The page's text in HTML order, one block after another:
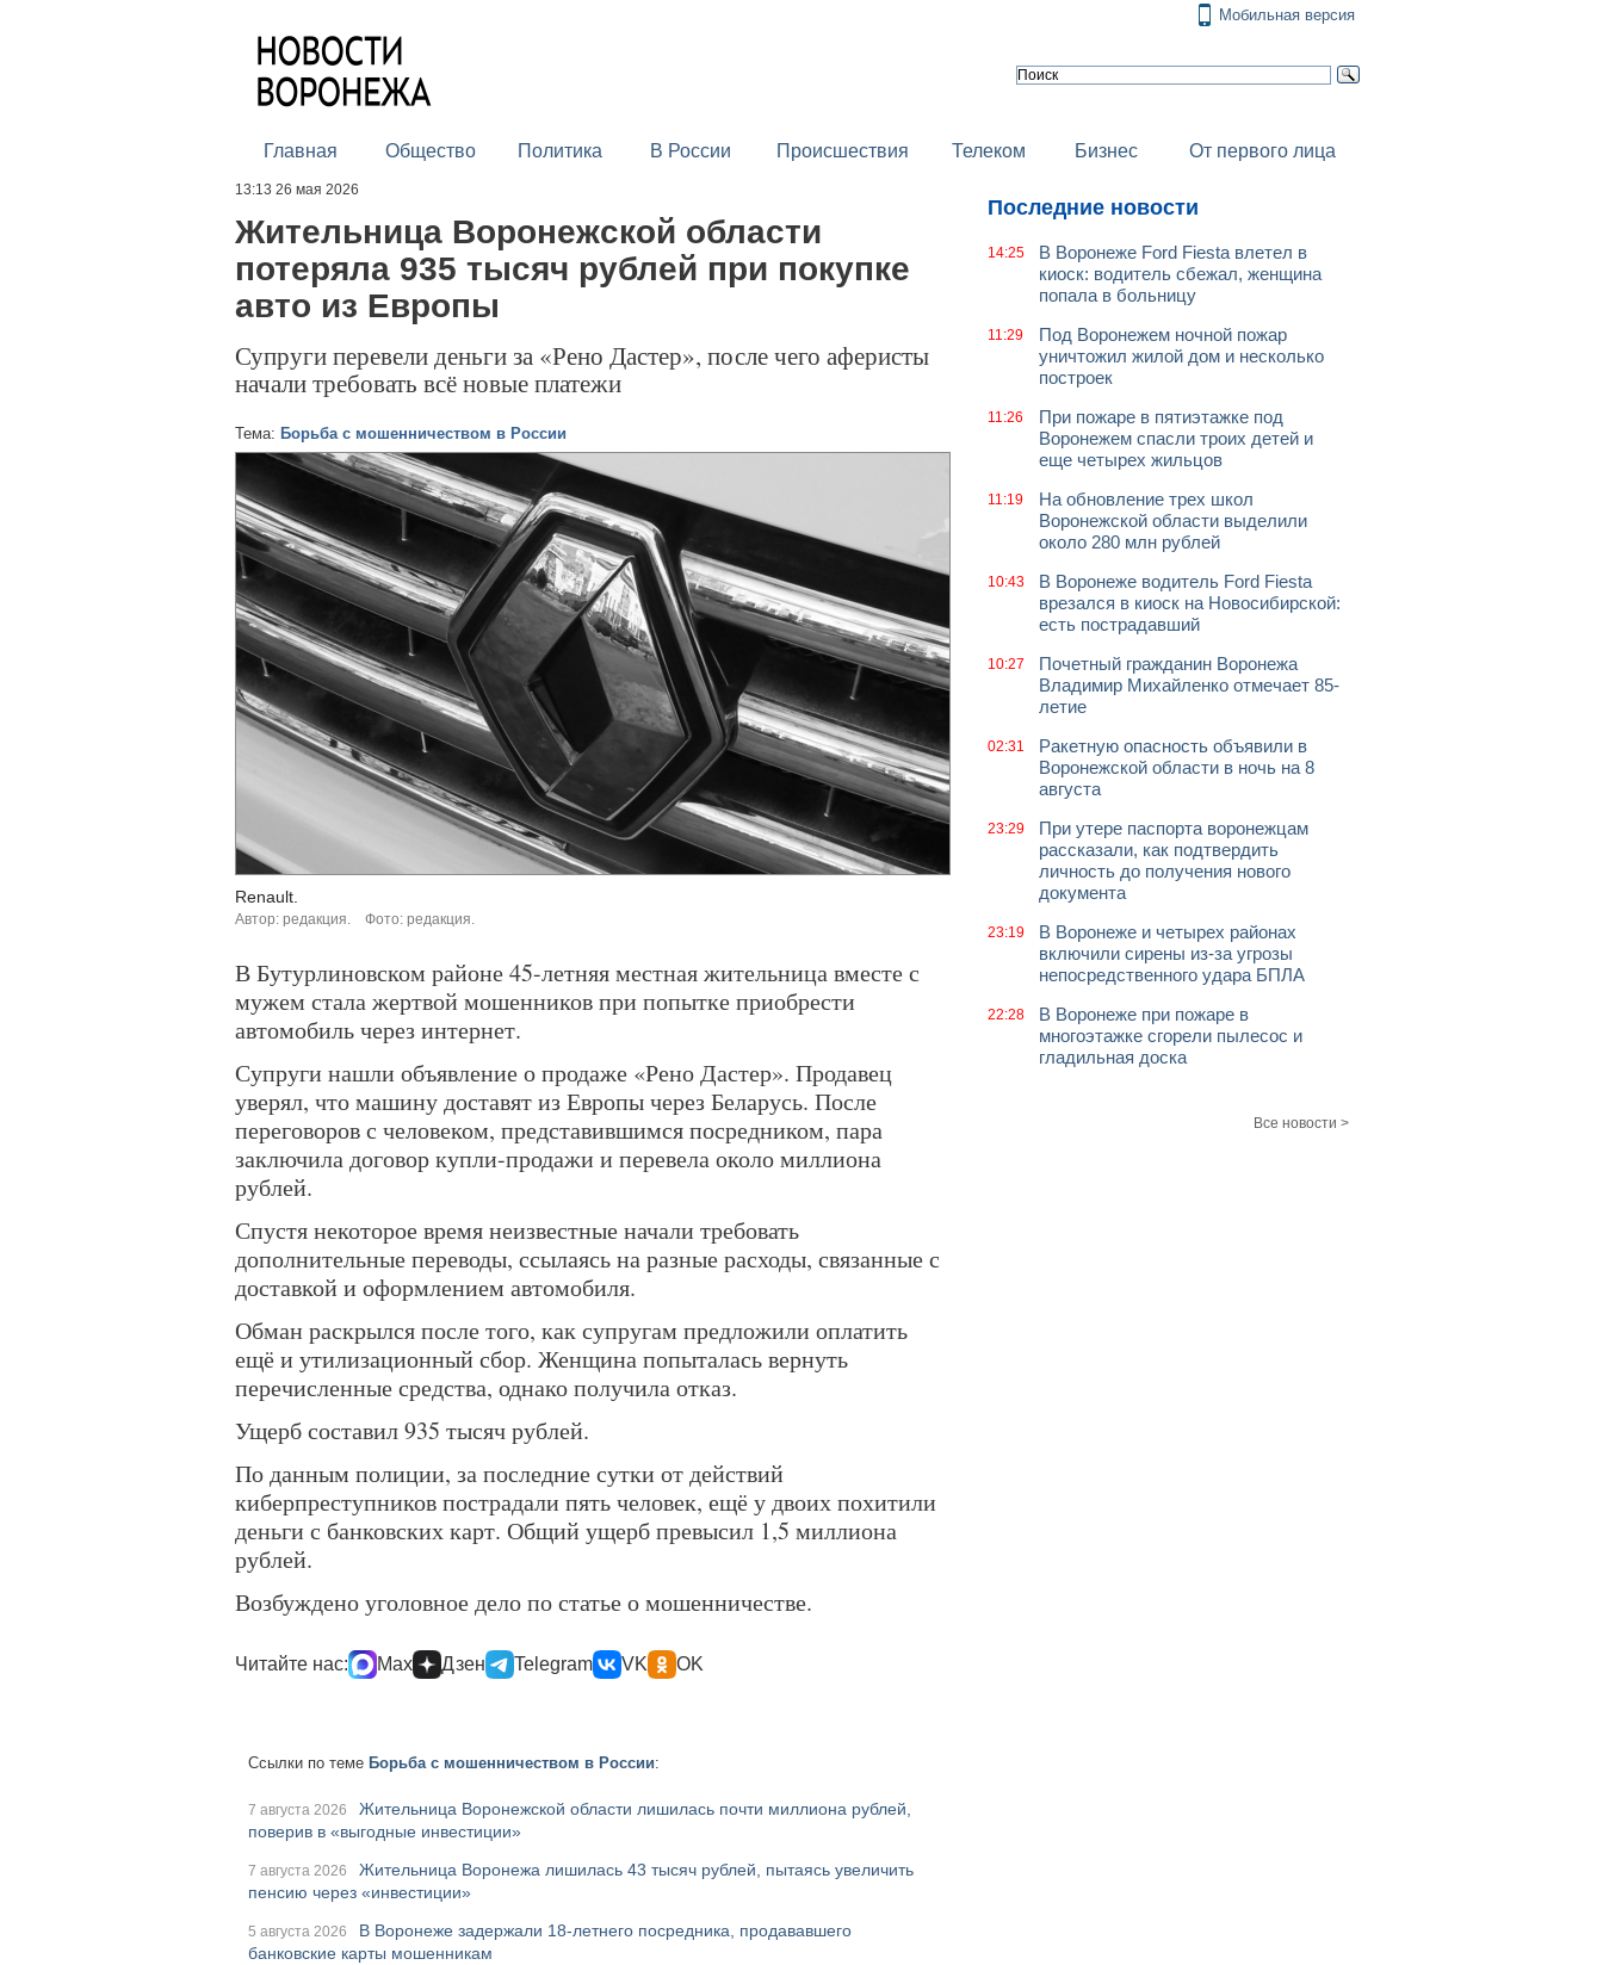
Мобильная версия
Главная Общество Политика В России Происшествия Телеком Бизнес От первого лица
13:13 26 мая 2026
Жительница Воронежской области
потеряла 935 тысяч рублей при покупке
авто из Европы
Супруги перевели деньги за «Рено Дастер», после чего аферисты
начали требовать всё новые платежи
Тема: Борьба с мошенничеством в России
Renault.
Автор: редакция. Фото: редакция.
В Бутурлиновском районе 45-летняя местная жительница вместе с
мужем стала жертвой мошенников при попытке приобрести
автомобиль через интернет.
Супруги нашли объявление о продаже «Рено Дастер». Продавец
уверял, что машину доставят из Европы через Беларусь. После
переговоров с человеком, представившимся посредником, пара
заключила договор купли-продажи и перевела около миллиона
рублей.
Спустя некоторое время неизвестные начали требовать
дополнительные переводы, ссылаясь на разные расходы, связанные с
доставкой и оформлением автомобиля.
Обман раскрылся после того, как супругам предложили оплатить
ещё и утилизационный сбор. Женщина попыталась вернуть
перечисленные средства, однако получила отказ.
Ущерб составил 935 тысяч рублей.
По данным полиции, за последние сутки от действий
киберпреступников пострадали пять человек, ещё у двоих похитили
деньги с банковских карт. Общий ущерб превысил 1,5 миллиона
рублей.
Возбуждено уголовное дело по статье о мошенничестве.
Читайте нас: Max Дзен Telegram VK OK
Ссылки по теме Борьба с мошенничеством в России:
7 августа 2026
Жительница Воронежской области лишилась почти миллиона рублей,
поверив в «выгодные инвестиции»
7 августа 2026
Жительница Воронежа лишилась 43 тысяч рублей, пытаясь увеличить
пенсию через «инвестиции»
5 августа 2026
В Воронеже задержали 18-летнего посредника, продававшего
банковские карты мошенникам
Последние новости
14:25
В Воронеже Ford Fiesta влетел в
киоск: водитель сбежал, женщина
попала в больницу
11:29
Под Воронежем ночной пожар
уничтожил жилой дом и несколько
построек
11:26
При пожаре в пятиэтажке под
Воронежем спасли троих детей и
еще четырех жильцов
11:19
На обновление трех школ
Воронежской области выделили
около 280 млн рублей
10:43
В Воронеже водитель Ford Fiesta
врезался в киоск на Новосибирской:
есть пострадавший
10:27
Почетный гражданин Воронежа
Владимир Михайленко отмечает 85-
летие
02:31
Ракетную опасность объявили в
Воронежской области в ночь на 8
августа
23:29
При утере паспорта воронежцам
рассказали, как подтвердить
личность до получения нового
документа
23:19
В Воронеже и четырех районах
включили сирены из-за угрозы
непосредственного удара БПЛА
22:28
В Воронеже при пожаре в
многоэтажке сгорели пылесос и
гладильная доска
Все новости >